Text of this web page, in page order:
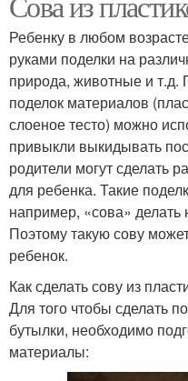
Ребенку в любом
руками поделки на
природа, животные и
поделок материалов
слоеное тесто) можно
привыкли выкидывать
родители могут сделать
для ребенка. Такие
например, «сова» делать
Поэтому такую сову
ребенок.
Как сделать сову из
Для того чтобы сделать
бутылки, необходимо
материалы: